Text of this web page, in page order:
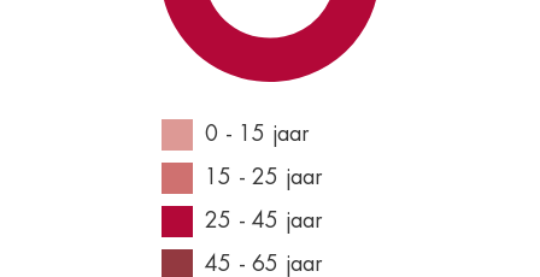
0 - 15 jaar
15 - 25 jaar
25 - 45 jaar
45 - 65 jaar